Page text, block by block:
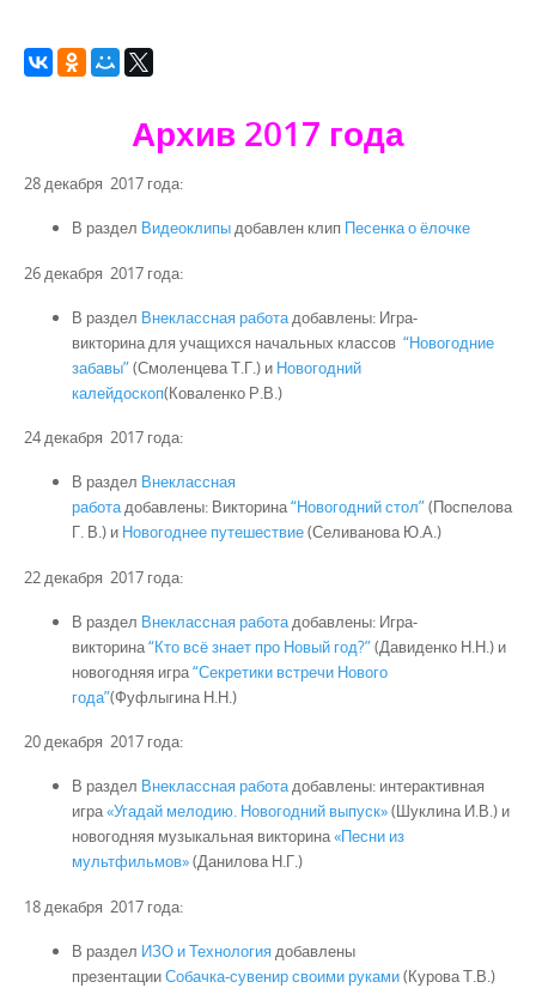
Архив 2017 года
28 декабря 2017 года:
В раздел Видеоклипыдобавлен клип Песенка о ёлочке
26 декабря 2017 года:
В раздел Внеклассная работадобавлены: Игра-
викторина для учащихся начальных классов “Новогодние
забавы”(Смоленцева Т.Г.) и Новогодний
калейдоскоп(Коваленко Р.В.)
24 декабря 2017 года:
В раздел Внеклассная
работадобавлены: Викторина“Новогодний стол”(Поспелова
Г. В.) и Новогоднее путешествие(Селиванова Ю.А.)
22 декабря 2017 года:
В раздел Внеклассная работадобавлены: Игра-
викторина“Кто всё знает про Новый год?”(Давиденко Н.Н.) и
новогодняя игра“Секретики встречи Нового
года”(Фуфлыгина Н.Н.)
20 декабря 2017 года:
В раздел Внеклассная работадобавлены: интерактивная
игра«Угадай мелодию. Новогодний выпуск»(Шуклина И.В.) и
новогодняя музыкальная викторина«Песни из
мультфильмов»(Данилова Н.Г.)
18 декабря 2017 года:
В раздел ИЗО и Технологиядобавлены
презентацииСобачка-сувенир своими руками(Курова Т.В.)